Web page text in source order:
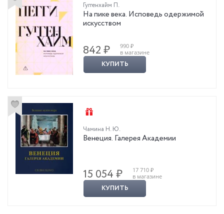
Гуггенхайм П.
На пике века. Исповедь одержимой
искусством
842 ₽
990 ₽
в магазине
КУПИТЬ
Чамина Н. Ю.
Венеция. Галерея Академии
15 054 ₽
17 710 ₽
в магазине
КУПИТЬ